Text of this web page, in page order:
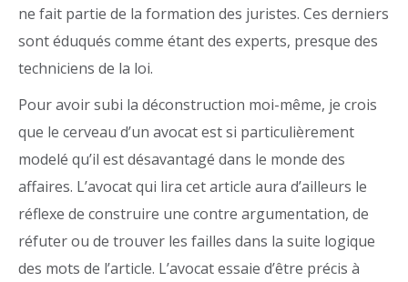
ne fait partie de la formation des juristes. Ces derniers
sont éduqués comme étant des experts, presque des
techniciens de la loi.
Pour avoir subi la déconstruction moi-même, je crois
que le cerveau d’un avocat est si particulièrement
modelé qu’il est désavantagé dans le monde des
affaires. L’avocat qui lira cet article aura d’ailleurs le
réflexe de construire une contre argumentation, de
réfuter ou de trouver les failles dans la suite logique
des mots de l’article. L’avocat essaie d’être précis à